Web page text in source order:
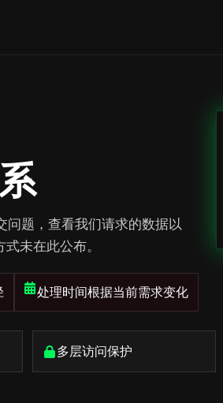
问题，查看我们请求的数据以
未在此公布。
处理时间根据当前需求变化
多层访问保护